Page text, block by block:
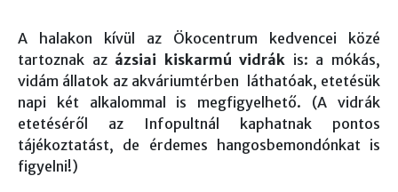
A halakon kívül az Ökocentrum kedvencei közé
tartoznak az ázsiai kiskarmú vidrák is: a mókás,
vidám állatok az akváriumtérben láthatóak, etetésük
napi két alkalommal is megfigyelhető. (A vidrák
etetéséről az Infopultnál kaphatnak pontos
tájékoztatást, de érdemes hangosbemondónkat is
figyelni!)